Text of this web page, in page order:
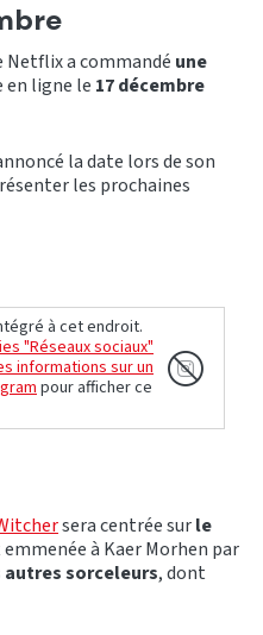
Netflix a commandé une
en ligne le 17 décembre
la date lors de son
les prochaines
à cet endroit.
"Réseaux sociaux"
informations sur un
pour afficher ce
sera centrée surle
à Kaer Morhen par
sorceleurs, dont